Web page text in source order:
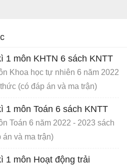
1 môn KHTN 6 sách KNTT
Khoa học tự nhiên 6 năm 2022
(có đáp án và ma trận)
1 môn Toán 6 sách KNTT
Toán 6 năm 2022 - 2023 sách
án và ma trận)
1 môn Hoạt động trải